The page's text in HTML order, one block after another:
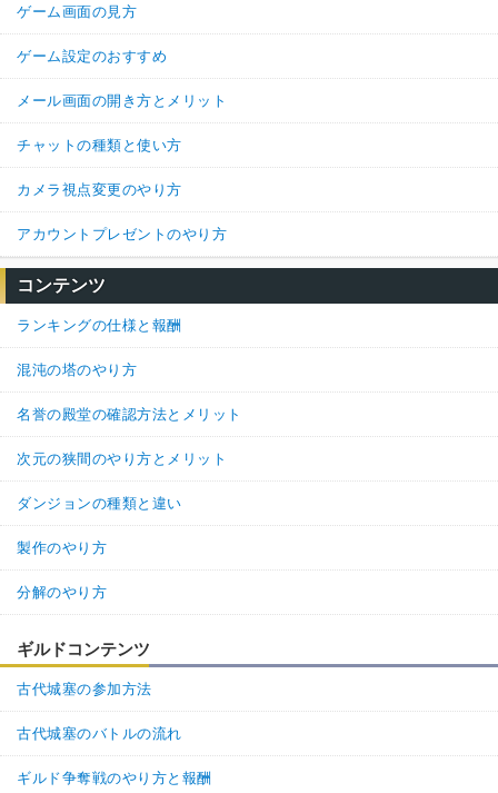
ゲーム画面の見方
ゲーム設定のおすすめ
メール画面の開き方とメリット
チャットの種類と使い方
カメラ視点変更のやり方
アカウントプレゼントのやり方
コンテンツ
ランキングの仕様と報酬
混沌の塔のやり方
名誉の殿堂の確認方法とメリット
次元の狭間のやり方とメリット
ダンジョンの種類と違い
製作のやり方
分解のやり方
ギルドコンテンツ
古代城塞の参加方法
古代城塞のバトルの流れ
ギルド争奪戦のやり方と報酬